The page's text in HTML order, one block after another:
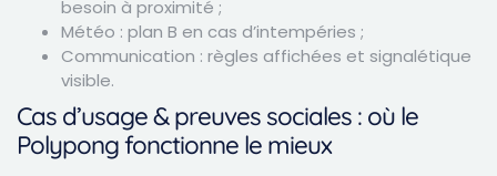
besoin à proximité ;
Météo : plan B en cas d’intempéries ;
Communication : règles affichées et signalétique
visible.
Cas d’usage & preuves sociales : où le
Polypong fonctionne le mieux